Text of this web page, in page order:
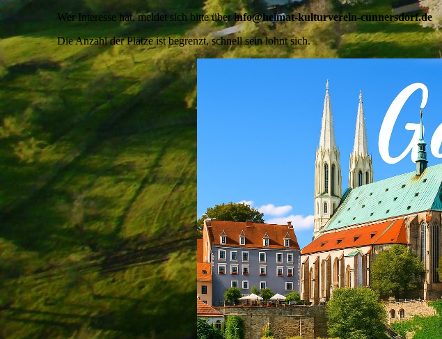
Wer Interesse hat, meldet sich bitte überinfo@heimat-kulturverein-cunnersdorf.de
Die Anzahl der Plätze ist begrenzt, schnell sein lohnt sich.